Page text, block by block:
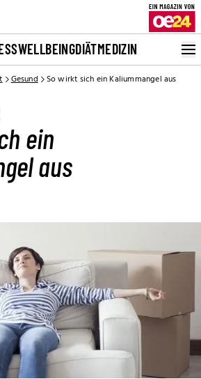
WELLBEINGDIÄTMEDIZIN
Gesund So wirkt sich ein Kaliummangel aus
ein
aus